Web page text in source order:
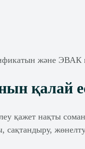
және ЭВАК
қалай
қажет нақты
сақтандыру,